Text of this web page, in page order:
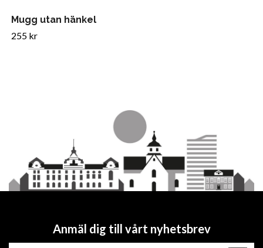
Mugg utan hänkel
255 kr
Anmäl dig till vårt nyhetsbrev